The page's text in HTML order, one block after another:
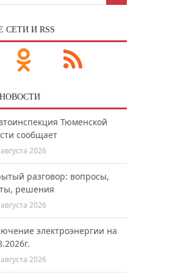
И RSS
Тюменской
сообщает
2026
разговор: вопросы,
решения
2026
электроэнергии на
2026